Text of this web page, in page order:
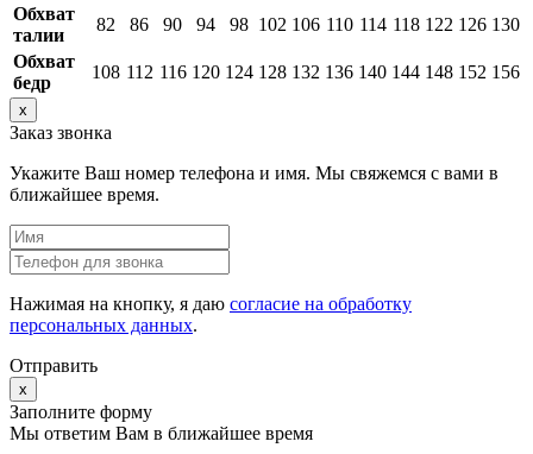
Обхват
талии
82 86 90 94 98 102 106 110 114 118 122 126 130
Обхват
бедр
108 112 116 120 124 128 132 136 140 144 148 152 156
x
Заказ звонка
Укажите Ваш номер телефона и имя. Мы свяжемся с вами в
ближайшее время.
Нажимая на кнопку, я даю согласие на обработку
персональных данных.
Отправить
x
Заполните форму
Мы ответим Вам в ближайшее время